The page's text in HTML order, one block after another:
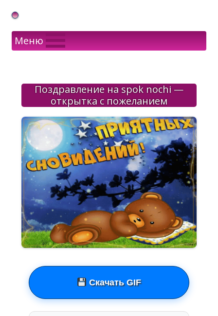
Gif Открытки в подарок
Меню
Поздравление на spok nochi —
открытка с пожеланием
Скачать GIF